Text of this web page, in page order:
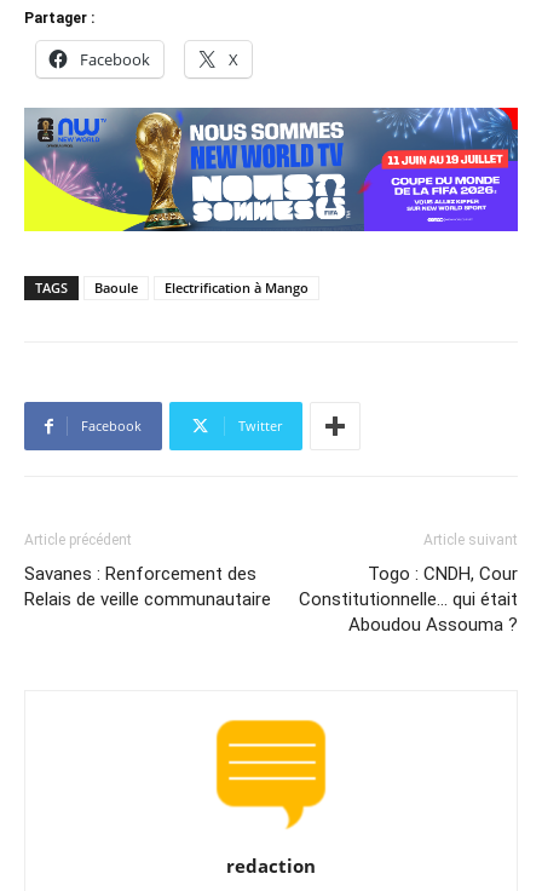
Partager :
Facebook X
TAGS Baoule Electrification à Mango
Facebook Twitter
Article précédent
Savanes : Renforcement des
Relais de veille communautaire
Article suivant
Togo : CNDH, Cour
Constitutionnelle… qui était
Aboudou Assouma ?
redaction